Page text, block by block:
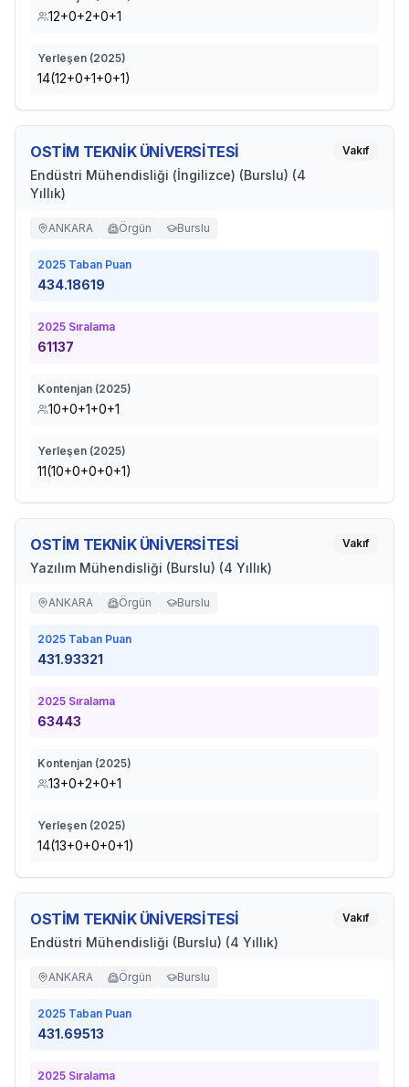
12+0+2+0+1
Yerleşen (2025)
14(12+0+1+0+1)
OSTİM TEKNİK ÜNİVERSİTESİ
Endüstri Mühendisliği (İngilizce) (Burslu) (4
Yıllık)
Vakıf
ANKARA Örgün Burslu
2025 Taban Puan
434.18619
2025 Sıralama
61137
Kontenjan (2025)
10+0+1+0+1
Yerleşen (2025)
11(10+0+0+0+1)
OSTİM TEKNİK ÜNİVERSİTESİ
Yazılım Mühendisliği (Burslu) (4 Yıllık)
Vakıf
ANKARA Örgün Burslu
2025 Taban Puan
431.93321
2025 Sıralama
63443
Kontenjan (2025)
13+0+2+0+1
Yerleşen (2025)
14(13+0+0+0+1)
OSTİM TEKNİK ÜNİVERSİTESİ
Endüstri Mühendisliği (Burslu) (4 Yıllık)
Vakıf
ANKARA Örgün Burslu
2025 Taban Puan
431.69513
2025 Sıralama